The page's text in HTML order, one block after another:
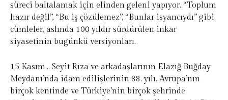
süreci baltalamak için elinden geleni yapıyor. “Toplum
hazır değil”, “Bu iş çözülemez”, “Bunlar isyancıydı” gibi
cümleler, aslında 100 yıldır sürdürülen inkar
siyasetinin bugünkü versiyonları.
15 Kasım… Seyit Rıza ve arkadaşlarının Elazığ Buğday
Meydanı’nda idam edilişlerinin 88. yılı. Avrupa’nın
birçok kentinde ve Türkiye’nin birçok şehrinde